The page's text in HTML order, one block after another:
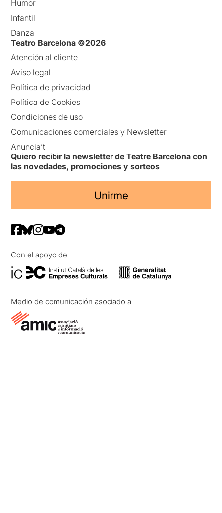
Humor
Infantil
Danza
Teatro Barcelona ©2026
Atención al cliente
Aviso legal
Política de privacidad
Política de Cookies
Condiciones de uso
Comunicaciones comerciales y Newsletter
Anuncia’t
Quiero recibir la newsletter de Teatre Barcelona con
las novedades, promociones y sorteos
Unirme
Con el apoyo de
Medio de comunicación asociado a